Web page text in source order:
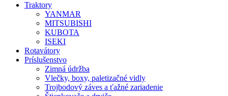
Traktory
YANMAR
MITSUBISHI
KUBOTA
ISEKI
Rotavátory
Príslušenstvo
Zimná údržba
Vlečky, boxy, paletizačné vidly
Trojbodový záves a ťažné zariadenie